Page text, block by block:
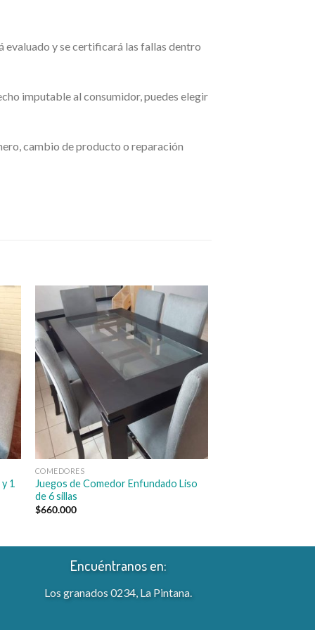
evaluado y se certificará las fallas dentro
imputable al consumidor, puedes elegir
cambio de producto o reparación
1
COMEDORES
Juegos de Comedor Enfundado Liso
de 6 sillas
$660.000
Encuéntranos en:
Los granados 0234, La Pintana.